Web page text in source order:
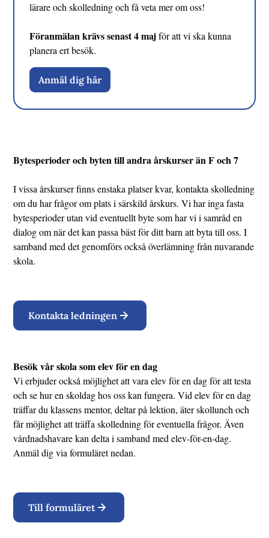
lärare och skolledning och få veta mer om oss!
Föranmälan krävs senast 4 majför att vi ska kunna
planera ert besök.
Anmäl dig här
Bytesperioder och byten till andra årskurser än F och 7
I vissa årskurser finns enstaka platser kvar, kontakta skolledning
om du har frågor om plats i särskild årskurs. Vi har inga fasta
bytesperioder utan vid eventuellt byte som har vi i samråd en
dialog om när det kan passa bäst för ditt barn att byta till oss. I
samband med det genomförs också överlämning från nuvarande
skola.
Kontakta ledningen
Besök vår skola som elev för en dag
Vi erbjuder också möjlighet att vara elev för en dag för att testa
och se hur en skoldag hos oss kan fungera. Vid elev för en dag
träffar du klassens mentor, deltar på lektion, äter skollunch och
får möjlighet att träffa skolledning för eventuella frågor. Även
vårdnadshavare kan delta i samband med elev-för-en-dag.
Anmäl dig via formuläret nedan.
Till formuläret